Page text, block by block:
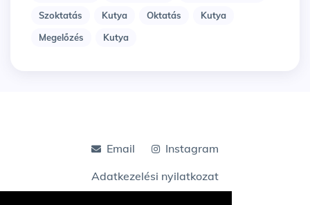
Szoktatás
Kutya Oktatás
Kutya
Megelőzés
Kutya
Email
Instagram
Adatkezelési nyilatkozat